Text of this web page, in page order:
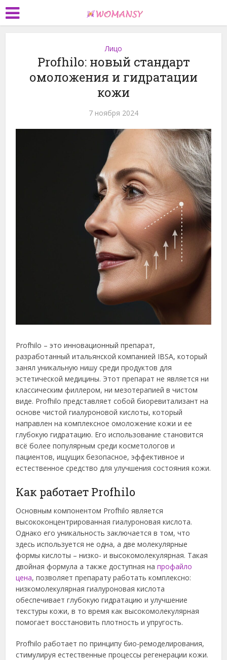
Лицо
Profhilo: новый стандарт
омоложения и гидратации
кожи
7 ноября 2024
Profhilo – это инновационный препарат,
разработанный итальянской компанией IBSA, который
занял уникальную нишу среди продуктов для
эстетической медицины. Этот препарат не является ни
классическим филлером, ни мезотерапией в чистом
виде. Profhilo представляет собой биоревитализант на
основе чистой гиалуроновой кислоты, который
направлен на комплексное омоложение кожи и ее
глубокую гидратацию. Его использование становится
всё более популярным среди косметологов и
пациентов, ищущих безопасное, эффективное и
естественное средство для улучшения состояния кожи.
Как работает Profhilo
Основным компонентом Profhilo является
высококонцентрированная гиалуроновая кислота.
Однако его уникальность заключается в том, что
здесь используется не одна, а две молекулярные
формы кислоты – низко- и высокомолекулярная. Такая
двойная формула а также доступная напрофайло
цена, позволяет препарату работать комплексно:
низкомолекулярная гиалуроновая кислота
обеспечивает глубокую гидратацию и улучшение
текстуры кожи, в то время как высокомолекулярная
помогает восстановить плотность и упругость.
Profhilo работает по принципу био-ремоделирования,
стимулируя естественные процессы регенерации кожи.